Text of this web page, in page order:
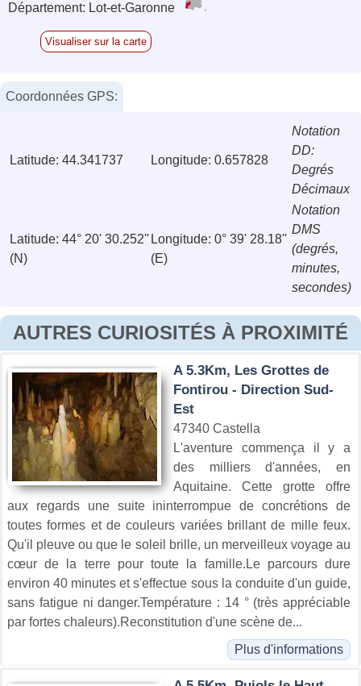
Département: Lot-et-Garonne
Visualiser sur la carte
Coordonnées GPS:
Latitude: 44.341737 Longitude: 0.657828
Notation
DD:
Degrés
Décimaux
Latitude: 44° 20' 30.252''
(N)
Longitude: 0° 39' 28.18''
(E)
Notation
DMS
(degrés,
minutes,
secondes)
AUTRES CURIOSITÉS À PROXIMITÉ
A 5.3Km, Les Grottes de
Fontirou - Direction Sud-
Est
47340 Castella
L'aventure commença il y a
des milliers d'années, en
Aquitaine. Cette grotte offre
aux regards une suite ininterrompue de concrétions de
toutes formes et de couleurs variées brillant de mille feux.
Qu'il pleuve ou que le soleil brille, un merveilleux voyage au
cœur de la terre pour toute la famille.Le parcours dure
environ 40 minutes et s'effectue sous la conduite d'un guide,
sans fatigue ni danger.Température : 14 ° (très appréciable
par fortes chaleurs).Reconstitution d'une scène de...
Plus d'informations